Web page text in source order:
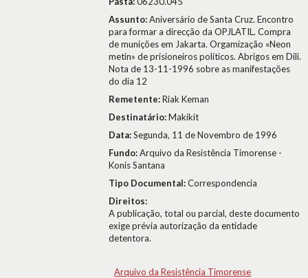
Assunto:Aniversário de Santa Cruz. Encontro
para formar a direcção da OPJLATIL. Compra
de munições em Jakarta. Orgamização «Neon
metin» de prisioneiros políticos. Abrigos em Dili.
Nota de 13-11-1996 sobre as manifestações
do dia 12
Remetente:Riak Keman
Destinatário:Makikit
Data:Segunda, 11 de Novembro de 1996
Fundo:Arquivo da Resistência Timorense -
Konis Santana
Tipo Documental:Correspondencia
Direitos:
A publicação, total ou parcial, deste documento
exige prévia autorização da entidade
detentora.
Arquivo da Resistência Timorense